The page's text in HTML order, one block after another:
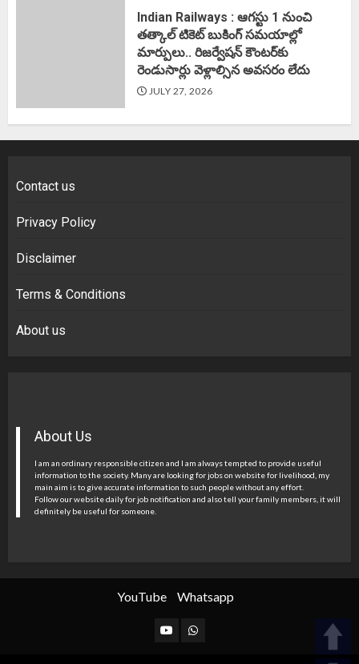
Indian Railways : ఆగస్టు 1 నుంచి
తత్కాల్‌ టికెట్‌ బుకింగ్‌ సమయాల్లో
మార్పులు.. రిజర్వేషన్ కౌంటర్‌కు
రెండుసార్లు వెళ్లాల్సిన అవసరం లేదు
JULY 27, 2026
Contact us
Privacy Policy
Disclaimer
Terms & Conditions
About us
About Us
I am an ordinary responsible citizen and I am always tempted to provide useful
information to the society. Many are looking for jobs on website for livelihood, my
main aim is to give accurate information to such people without any effort.
Follow our website daily for job notification and also tell your family members, it will
definitely be useful for someone.
YouTube Whatsapp
YouTubeWhatsapp